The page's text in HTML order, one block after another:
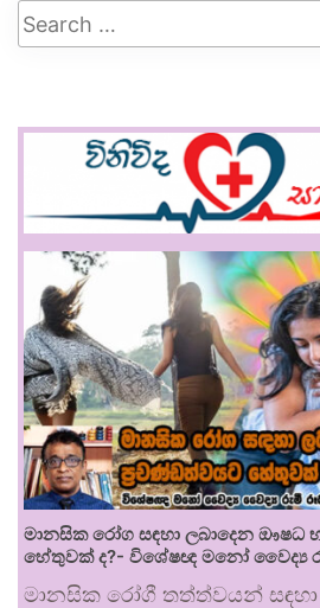
මානසික රෝග සඳහා ලබාදෙන ඖෂධ
හේතුවක් ද?- විශේෂඥ මනෝ වෛද්‍ය
මානසික රෝගී තත්ත්වයන්